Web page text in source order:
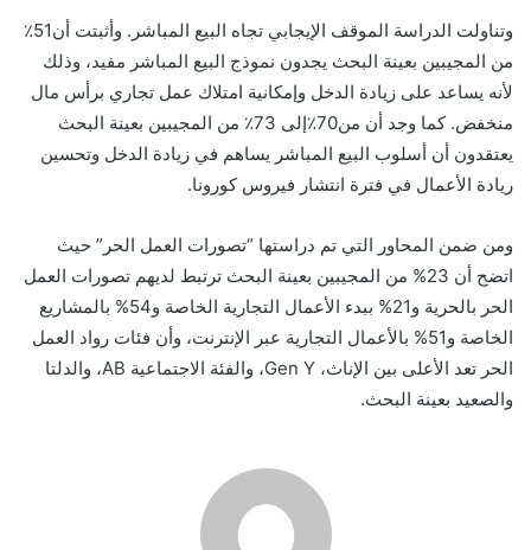
وتناولت الدراسة الموقف الإيجابي تجاه البيع المباشر. وأثبتت أن51٪
من المجيبين بعينة البحث يجدون نموذج البيع المباشر مفيد، وذلك
لأنه يساعد على زيادة الدخل وإمكانية امتلاك عمل تجاري برأس مال
منخفض. كما وجد أن من70٪إلى 73٪ من المجيبين بعينة البحث
يعتقدون أن أسلوب البيع المباشر يساهم في زيادة الدخل وتحسين
ريادة الأعمال في فترة انتشار فيروس كورونا.
ومن ضمن المحاور التي تم دراستها “تصورات العمل الحر” حيث
اتضح أن 23% من المجيبين بعينة البحث ترتبط لديهم تصورات العمل
الحر بالحرية و21% ببدء الأعمال التجارية الخاصة و54% بالمشاريع
الخاصة و51% بالأعمال التجارية عبر الإنترنت، وأن فئات رواد العمل
الحر تعد الأعلى بين الإناث، Gen Y، والفئة الاجتماعية AB، والدلتا
والصعيد بعينة البحث.